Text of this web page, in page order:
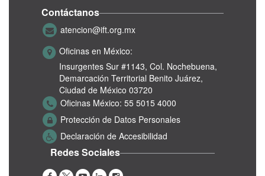
Contáctanos
atencion@ift.org.mx
Oficinas en México:
Insurgentes Sur #1143, Col. Nochebuena,
Demarcación Territorial Benito Juárez,
Ciudad de México 03720
Oficinas México: 55 5015 4000
Protección de Datos Personales
Declaración de Accesibilidad
Redes Sociales